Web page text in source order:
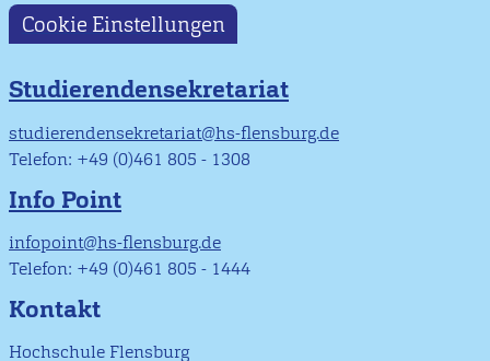
Cookie Einstellungen
Studierendensekretariat
studierendensekretariat@hs-flensburg.de
Telefon: +49 (0)461 805 - 1308
Info Point
infopoint@hs-flensburg.de
Telefon: +49 (0)461 805 - 1444
Kontakt
Hochschule Flensburg